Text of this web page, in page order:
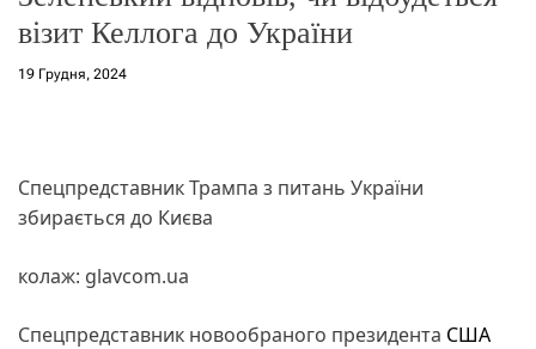
візит Келлога до України
19 Грудня, 2024
Спецпредставник Трампа з питань України
збирається до Києва
колаж: glavcom.ua
Спецпредставник новообраного президента США